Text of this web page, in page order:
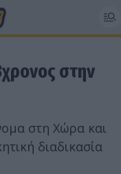
στην
στη Χώρα και
διαδικασία